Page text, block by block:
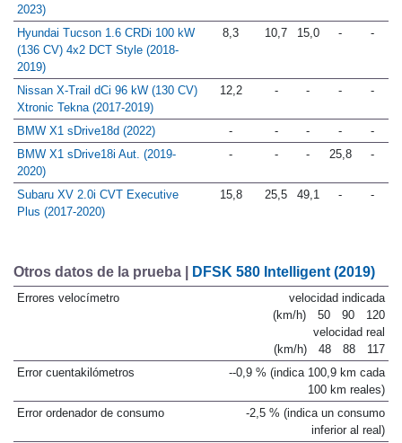
2023)
Hyundai Tucson 1.6 CRDi 100 kW
(136 CV) 4x2 DCT Style (2018-
2019)
8,3 10,7 15,0 - -
Nissan X-Trail dCi 96 kW (130 CV)
Xtronic Tekna (2017-2019)
12,2 - - - -
BMW X1 sDrive18d (2022) - - - -
-
BMW X1 sDrive18i Aut. (2019-
2020)
- - - 25,8 -
Subaru XV 2.0i CVT Executive
Plus (2017-2020)
15,8 25,5 49,1 - -
Otros datos de la prueba | DFSK 580 Intelligent (2019)
Errores velocímetro
velocidad indicada
(km/h)
50 90
120
velocidad real
(km/h)
48 88
117
Error cuentakilómetros
--0,9 % (indica 100,9 km cada
100 km reales)
Error ordenador de consumo
-2,5 % (indica un consumo
inferior al real)